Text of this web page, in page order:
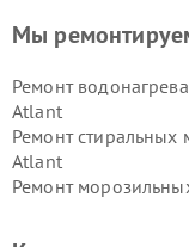
Мы
Ремонт
Atlant
Ремонт стиральных
Atlant
Ремонт